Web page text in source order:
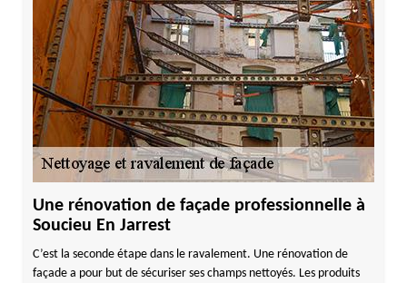
Une rénovation de façade professionnelle à
Soucieu En Jarrest
C’est la seconde étape dans le ravalement. Une rénovation de
façade a pour but de sécuriser ses champs nettoyés. Les produits